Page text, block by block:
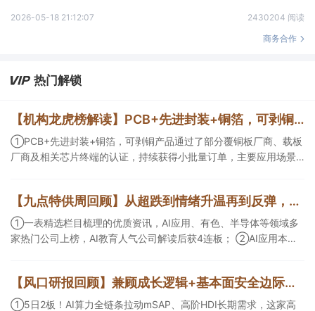
2026-05-18 21:12:07
2430204 阅读
商务合作
热门解锁
【机构龙虎榜解读】PCB+先进封装+铜箔，可剥铜产品通过了部分覆铜板厂商、载板厂商及相关芯片终端的认证，持续获得小批量订单，主要应用场景包括芯片封装光模块用PCB，机构大额净买入这家公司
①PCB+先进封装+铜箔，可剥铜产品通过了部分覆铜板厂商、载板
厂商及相关芯片终端的认证，持续获得小批量订单，主要应用场景
等方面具有丰富经验，具备承接细胞与基因治疗产品商业化受托生
产的合规资质，这家公司获净买入。
【九点特供周回顾】从超跌到情绪升温再到反弹，栏目梳理AI应用题材逻辑，AI教育人气公司解读后获4连板
①一表精选栏目梳理的优质资讯，AI应用、有色、半导体等领域多
家热门公司上榜，AI教育人气公司解读后获4连板； ②AI应用本周
角前瞻产业供需情况，提及2家核心公司双双涨停。
【风口研报回顾】兼顾成长逻辑+基本面安全边际！王牌自营前瞻覆盖“pcb+MLCC+电子布”，梳理AI产业链优质标的“深坑起跳”
①5日2板！AI算力全链条拉动mSAP、高阶HDI长期需求，这家高